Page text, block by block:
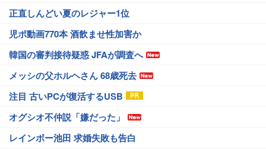
正直しんどい夏のレジャー1位
児ポ動画770本 酒飲ませ性加害か
韓国の審判接待疑惑 JFAが調査へ
メッシの父ホルヘさん 68歳死去
注目 古いPCが復活するUSB
オグシオ不仲説「嫌だった」
レインボー池田 求婚失敗も告白